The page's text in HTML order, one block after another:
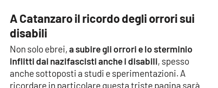
Catanzaro
Vibo Valentia
A Catanzaro il ricordo degli orrori sui
disabili
Non solo ebrei,a subire gli orrori e lo sterminio
inflitti dai nazifascisti anche i disabili, spesso
anche sottoposti a studi e sperimentazioni. A
ricordare in particolare questa triste pagina sarà